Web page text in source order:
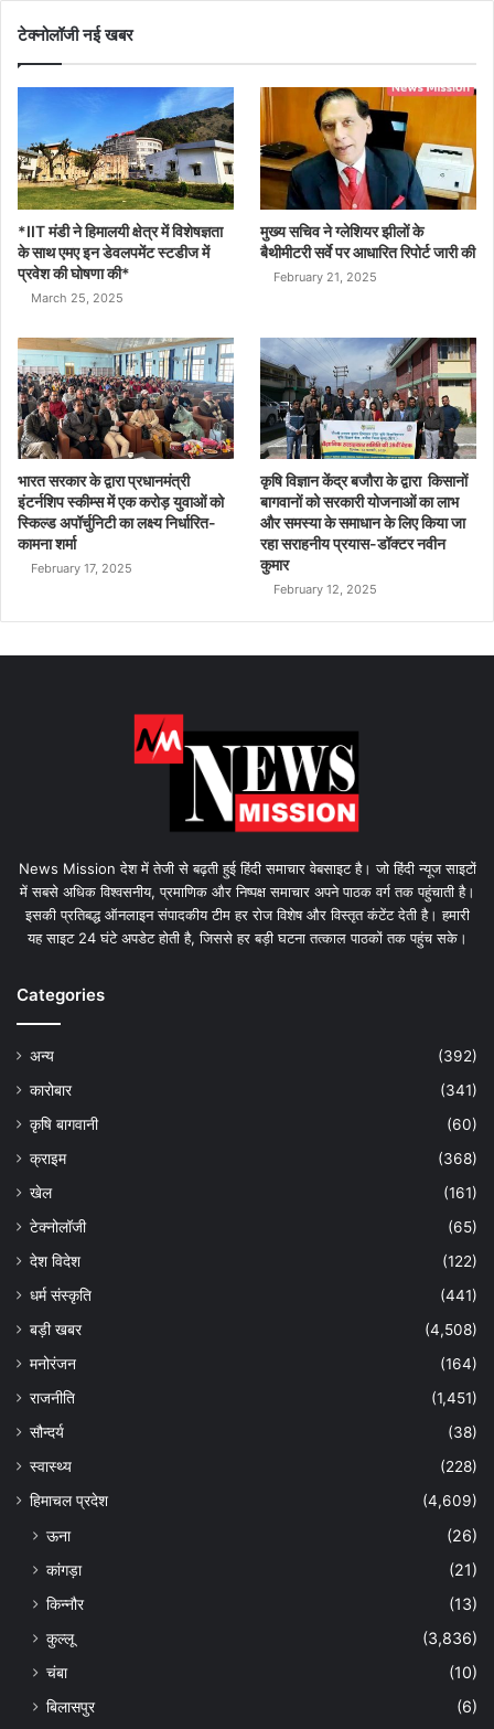
टेक्नोलॉजी नई खबर
*IIT मंडी ने हिमालयी क्षेत्र में विशेषज्ञता
के साथ एमए इन डेवलपमेंट स्टडीज में
प्रवेश की घोषणा की*
March 25, 2025
मुख्य सचिव ने ग्लेशियर झीलों के
बैथीमीटरी सर्वे पर आधारित रिपोर्ट जारी की
February 21, 2025
भारत सरकार के द्वारा प्रधानमंत्री
इंटर्नशिप स्कीम्स में एक करोड़ युवाओं को
स्किल्ड अपॉर्चुनिटी का लक्ष्य निर्धारित-
कामना शर्मा
February 17, 2025
कृषि विज्ञान केंद्र बजौरा के द्वारा किसानों
बागवानों को सरकारी योजनाओं का लाभ
और समस्या के समाधान के लिए किया जा
रहा सराहनीय प्रयास-डॉक्टर नवीन
कुमार
February 12, 2025
News Mission देश में तेजी से बढ़ती हुई हिंदी समाचार वेबसाइट है। जो हिंदी न्यूज साइटों
में सबसे अधिक विश्वसनीय, प्रमाणिक और निष्पक्ष समाचार अपने पाठक वर्ग तक पहुंचाती है।
इसकी प्रतिबद्ध ऑनलाइन संपादकीय टीम हर रोज विशेष और विस्तृत कंटेंट देती है। हमारी
यह साइट 24 घंटे अपडेट होती है, जिससे हर बड़ी घटना तत्काल पाठकों तक पहुंच सके।
Categories
अन्य
(392)
कारोबार
(341)
कृषि बागवानी
(60)
क्राइम
(368)
खेल
(161)
टेक्नोलॉजी
(65)
देश विदेश
(122)
धर्म संस्कृति
(441)
बड़ी खबर
(4,508)
मनोरंजन
(164)
राजनीति
(1,451)
सौन्दर्य
(38)
स्वास्थ्य
(228)
हिमाचल प्रदेश
(4,609)
ऊना
(26)
कांगड़ा
(21)
किन्नौर
(13)
कुल्लू
(3,836)
चंबा
(10)
बिलासपुर
(6)